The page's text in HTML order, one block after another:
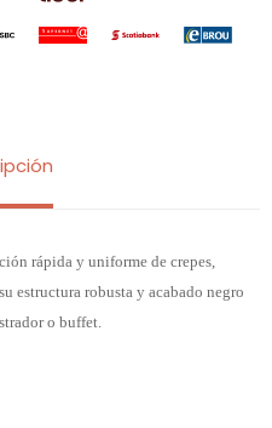
rápida y uniforme de crepes,
estructura robusta y acabado negro
o buffet.